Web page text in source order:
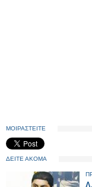
ΜΟΙΡΑΣΤΕΙΤΕ
ΔΕΙΤΕ ΑΚΟΜΑ